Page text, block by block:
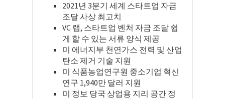
2021년 3분기 세계 스타트업 자금
조달 사상 최고치
VC 랩, 스타트업 벤처 자금 조달 쉽
게 할 수 있는 서류 양식 제공
미 에너지부 천연가스 전력 및 산업
탄소 제거 기술 지원
미 식품농업연구원 중소기업 혁신
연구 1,940만 달러 지원
미 정보 당국 상업용 지리 공간 정